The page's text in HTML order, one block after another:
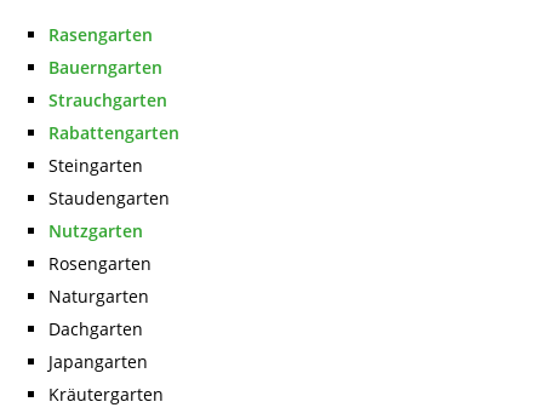
Rasengarten
Bauerngarten
Strauchgarten
Rabattengarten
Steingarten
Staudengarten
Nutzgarten
Rosengarten
Naturgarten
Dachgarten
Japangarten
Kräutergarten